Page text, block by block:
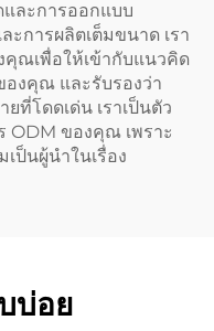
และการออกแบบ
การผลิตเต็มขนาด เรา
ณเพื่อให้เข้ากับแนวคิด
งคุณ และรับรองว่า
ที่โดดเด่น เราเป็นตัว
ODM ของคุณ เพราะ
ป็นผู้นำในเรื่อง
บ่อย